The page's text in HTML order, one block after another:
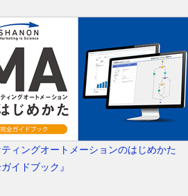
ィングオートメーションのはじめかた
ガイドブック』